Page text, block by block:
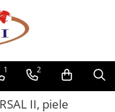
1 2
II, piele